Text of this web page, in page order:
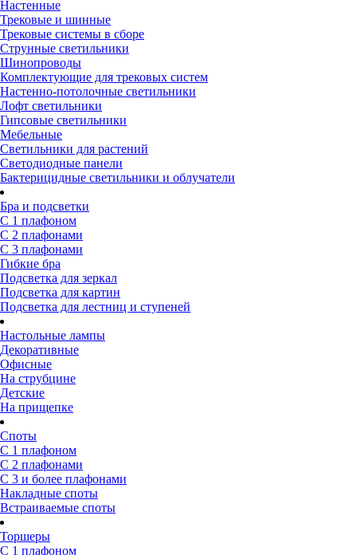
Настенные
Трековые и шинные
Трековые системы в сборе
Струнные светильники
Шинопроводы
Комплектующие для трековых систем
Настенно-потолочные светильники
Лофт светильники
Гипсовые светильники
Мебельные
Светильники для растений
Светодиодные панели
Бактерицидные светильники и облучатели
Бра и подсветки
С 1 плафоном
С 2 плафонами
С 3 плафонами
Гибкие бра
Подсветка для зеркал
Подсветка для картин
Подсветка для лестниц и ступеней
Настольные лампы
Декоративные
Офисные
На струбцине
Детские
На прищепке
Споты
С 1 плафоном
С 2 плафонами
С 3 и более плафонами
Накладные споты
Встраиваемые споты
Торшеры
С 1 плафоном